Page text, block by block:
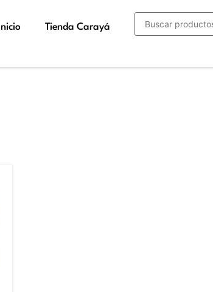
Inicio Tienda Carayá